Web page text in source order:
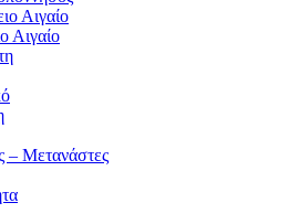
Αιγαίο
Αιγαίο
– Μετανάστες